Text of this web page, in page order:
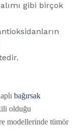
gibi birçok
bağırsak
olduğu
modellerinde tümör